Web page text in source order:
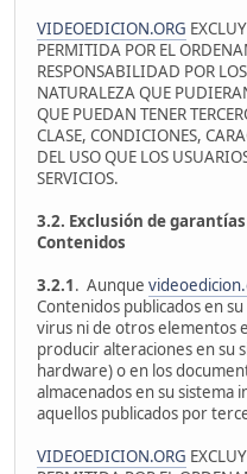
VIDEOEDICION.ORG
PERMITIDA POR EL
RESPONSABILIDAD POR
NATURALEZA QUE
QUE PUEDAN TENER
CLASE, CONDICIONES,
DEL USO QUE LOS
SERVICIOS.
3.2. Exclusión de
Contenidos
3.2.1. Aunque
Contenidos publicados en
virus ni de otros elementos
producir alteraciones en su
hardware) o en los
almacenados en su sistema
aquellos publicados por
VIDEOEDICION.ORG